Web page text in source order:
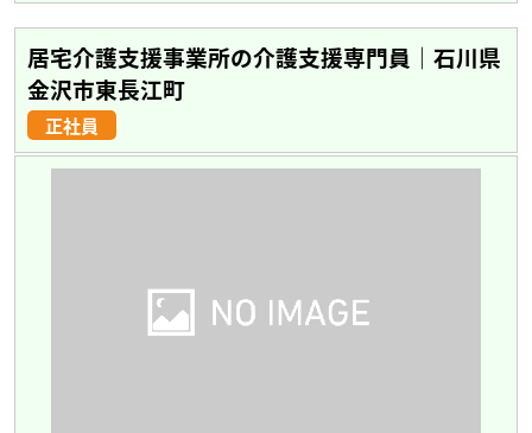
居宅介護支援事業所の介護支援専門員｜石川県
金沢市東長江町
正社員